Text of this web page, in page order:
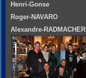
Henri-Gonse
Roger-NAVARO
Alexandre-RADMACHER